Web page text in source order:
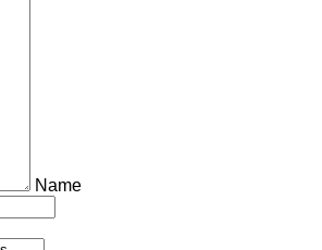
Name